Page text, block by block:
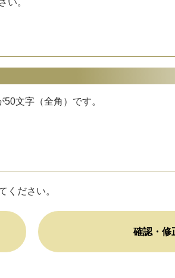
い。
文字（全角）です。
ください。
確認・修